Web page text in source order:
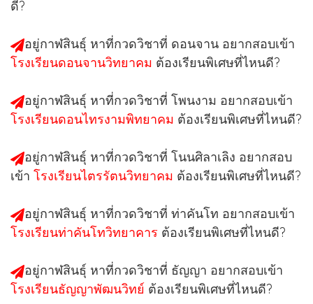
ดี?
อยู่กาฬสินธุ์ หาที่กวดวิชาที่ ดอนจาน อยากสอบเข้า
โรงเรียนดอนจานวิทยาคม ต้องเรียนพิเศษที่ไหนดี?
อยู่กาฬสินธุ์ หาที่กวดวิชาที่ โพนงาม อยากสอบเข้า
โรงเรียนดอนไทรงามพิทยาคม ต้องเรียนพิเศษที่ไหนดี?
อยู่กาฬสินธุ์ หาที่กวดวิชาที่ โนนศิลาเลิง อยากสอบ
เข้า โรงเรียนไตรรัตนวิทยาคม ต้องเรียนพิเศษที่ไหนดี?
อยู่กาฬสินธุ์ หาที่กวดวิชาที่ ท่าคันโท อยากสอบเข้า
โรงเรียนท่าคันโทวิทยาคาร ต้องเรียนพิเศษที่ไหนดี?
อยู่กาฬสินธุ์ หาที่กวดวิชาที่ ธัญญา อยากสอบเข้า
โรงเรียนธัญญาพัฒนวิทย์ ต้องเรียนพิเศษที่ไหนดี?